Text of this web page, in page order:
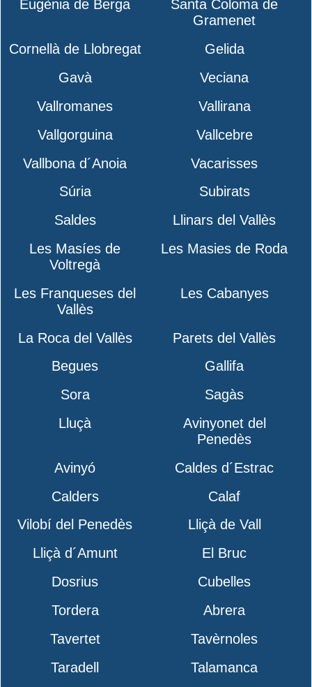
Eugènia de Berga
Santa Coloma de
Gramenet
Cornellà de Llobregat
Gelida
Gavà
Veciana
Vallromanes
Vallirana
Vallgorguina
Vallcebre
Vallbona d´Anoia
Vacarisses
Súria
Subirats
Saldes
Llinars del Vallès
Les Masíes de
Voltregà
Les Masies de Roda
Les Franqueses del
Vallès
Les Cabanyes
La Roca del Vallès
Parets del Vallès
Begues
Gallifa
Sora
Sagàs
Lluçà
Avinyonet del
Penedès
Avinyó
Caldes d´Estrac
Calders
Calaf
Vilobí del Penedès
Lliçà de Vall
Lliçà d´Amunt
El Bruc
Dosrius
Cubelles
Tordera
Abrera
Tavertet
Tavèrnoles
Taradell
Talamanca